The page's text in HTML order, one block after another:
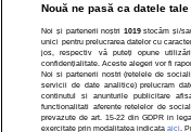
Politica de
Nouă ne pasă ca datele
Noi și partenerii noștri 1019stocăm și/
unici pentru prelucrarea datelor cu
jos, respectiv vă puteți opune
confidențialitate. Aceste alegeri vor fi
Noi si partenerii nostri (retelele de
servicii de date analitice) prelucram
continutul si anunturile publicitare
functionalitati aferente retelelor de
prevazute de art. 15-22 din GDPR in
exercitate prin modalitatea indicataaici .